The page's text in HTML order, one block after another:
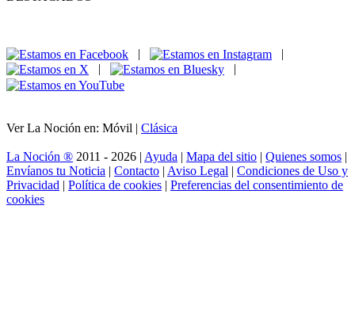
|
|
|
|
Ver La Noción en: Móvil | Clásica
La Noción ® 2011 - 2026 | Ayuda | Mapa del sitio | Quienes somos |
Envíanos tu Noticia | Contacto | Aviso Legal | Condiciones de Uso y
Privacidad | Política de cookies | Preferencias del consentimiento de
cookies